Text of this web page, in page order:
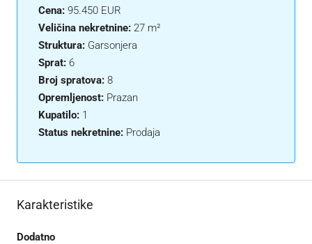
Cena: 95.450 EUR
Veličina nekretnine: 27 m²
Struktura: Garsonjera
Sprat: 6
Broj spratova: 8
Opremljenost: Prazan
Kupatilo: 1
Status nekretnine: Prodaja
Karakteristike
Dodatno